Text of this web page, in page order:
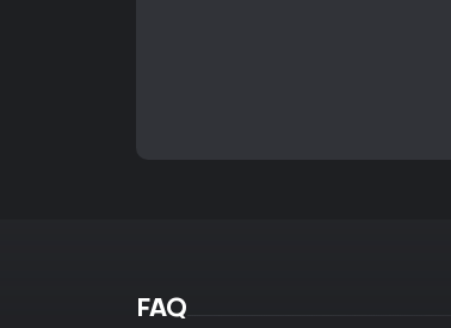
FAQ